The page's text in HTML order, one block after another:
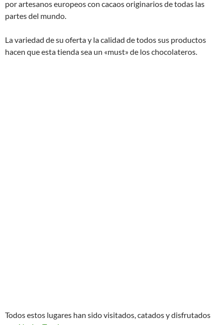
por artesanos europeos con cacaos originarios de todas las
partes del mundo.
La variedad de su oferta y la calidad de todos sus productos
hacen que esta tienda sea un «must» de los chocolateros.
Todos estos lugares han sido visitados, catados y disfrutados